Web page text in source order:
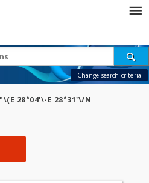
Change search criteria
28°04'\-E 28°31'\/N